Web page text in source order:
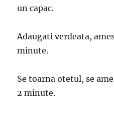
un capac.
Adaugati verdeata,
minute.
Se toarna otetul, se
2 minute.